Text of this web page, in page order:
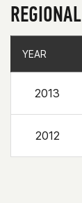
REGIONAL
YEAR
2013
2012
YEAR